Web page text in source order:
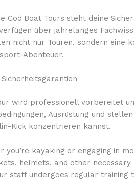
Cod Boat Tours steht deine
über jahrelanges
nicht nur Touren, sondern eine
Abenteuer.
wird professionell vorbereitet
Ausrüstung und
Kick konzentrieren kannst.
you’re kayaking or engaging in
helmets, and other
staff undergoes regular training